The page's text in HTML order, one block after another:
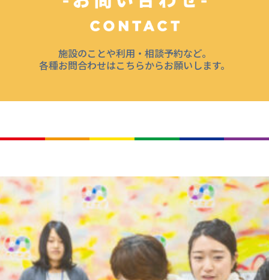
施設のことや利用・相談予約など。
各種お問合わせはこちらからお願いします。